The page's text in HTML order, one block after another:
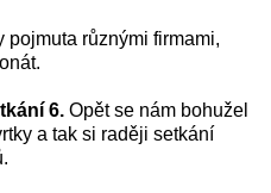
pojmuta různými firmami,
6. Opět se nám bohužel
a tak si raději setkání